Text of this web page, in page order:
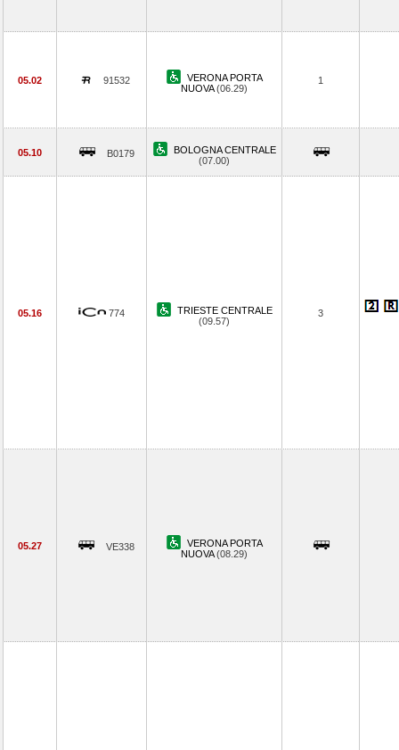
05.02 91532
VERONA PORTA
NUOVA(06.29)
1
05.10 B0179
BOLOGNA CENTRALE
(07.00)
05.16 774
TRIESTE CENTRALE
(09.57)
3
05.27 VE338
VERONA PORTA
NUOVA(08.29)